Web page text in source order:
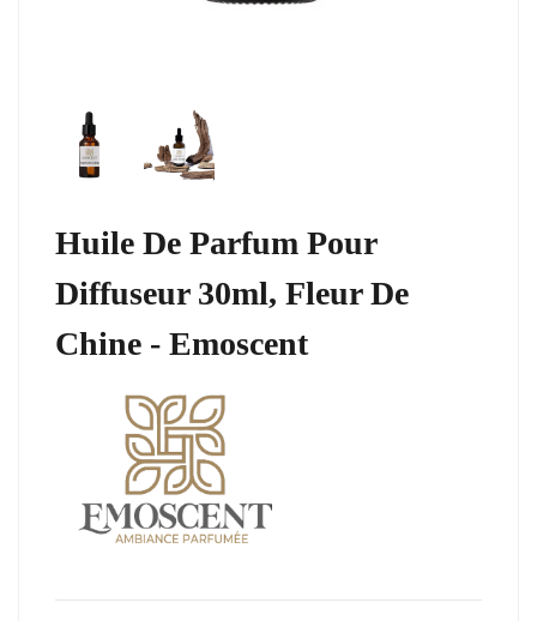
Huile De Parfum Pour
Diffuseur 30ml, Fleur De
Chine - Emoscent